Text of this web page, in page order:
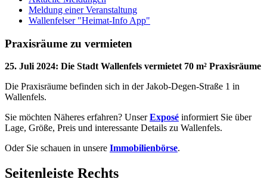
Meldung einer Veranstaltung
Wallenfelser "Heimat-Info App"
Praxisräume zu vermieten
25. Juli 2024: Die Stadt Wallenfels vermietet 70 m² Praxisräume
Die Praxisräume befinden sich in der Jakob-Degen-Straße 1 in
Wallenfels.
Sie möchten Näheres erfahren? UnserExposé informiert Sie über
Lage, Größe, Preis und interessante Details zu Wallenfels.
Oder Sie schauen in unsere Immobilienbörse.
Seitenleiste Rechts